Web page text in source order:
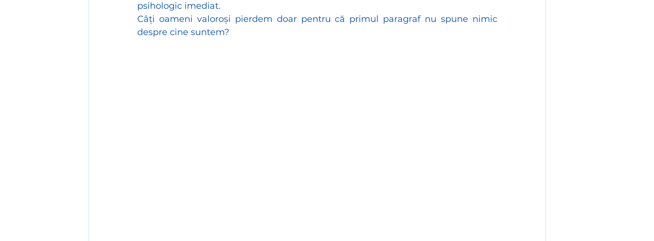
psihologic imediat.
Câți oameni valoroși pierdem doar pentru că primul paragraf nu spune nimic
despre cine suntem?